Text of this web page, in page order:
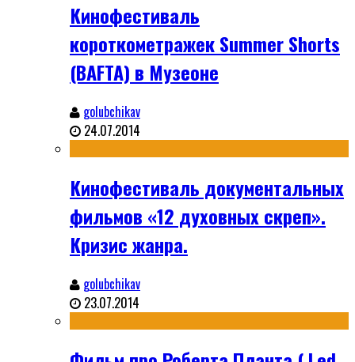
Кинофестиваль
короткометражек Summer Shorts
(BAFTA) в Музеоне
golubchikav
24.07.2014
Кинофестиваль документальных
фильмов «12 духовных скреп».
Кризис жанра.
golubchikav
23.07.2014